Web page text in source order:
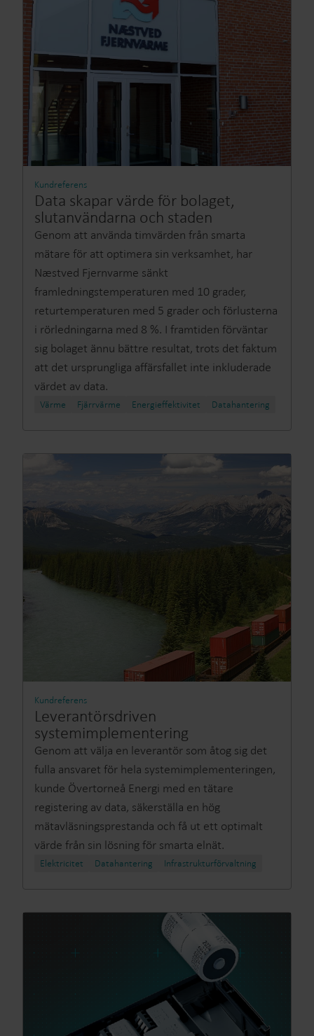
Kundreferens
Data skapar värde för bolaget,
slutanvändarna och staden
Genom att använda timvärden från smarta
mätare för att optimera sin verksamhet, har
Næstved Fjernvarme sänkt
framledningstemperaturen med 10 grader,
returtemperaturen med 5 grader och förlusterna
i rörledningarna med 8 %. I framtiden förväntar
sig bolaget ännu bättre resultat, trots det faktum
att det ursprungliga affärsfallet inte inkluderade
värdet av data.
Värme Fjärrvärme​ Energieffektivitet​ Datahantering
Kundreferens
Leverantörsdriven
systemimplementering
Genom att välja en leverantör som åtog sig det
fulla ansvaret för hela systemimplementeringen,
kunde Övertorneå Energi med en tätare
registering av data, säkerställa en hög
mätavläsningsprestanda och få ut ett optimalt
värde från sin lösning för smarta elnät.
Elektricitet Datahantering Infrastrukturförvaltning